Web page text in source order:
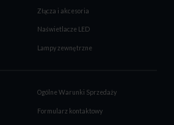
Złącza i akcesoria
Naświetlacze LED
Lampy zewnętrzne
Ogólne Warunki Sprzedaży
Formularz kontaktowy